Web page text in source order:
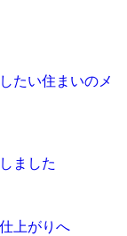
たい住まいのメ
ました
上がりへ